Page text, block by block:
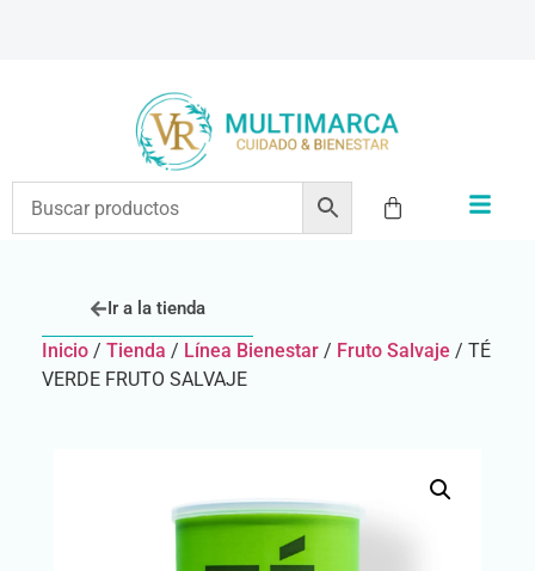
Ir a la tienda
Inicio / Tienda / Línea Bienestar / Fruto Salvaje / TÉ
VERDE FRUTO SALVAJE